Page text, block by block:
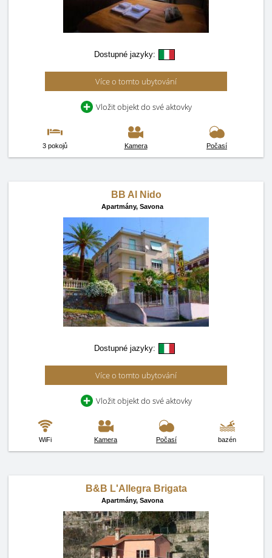
Dostupné jazyky:
Více o tomto ubytování
Vložit objekt do své aktovky
3 pokojů Kamera Počasí
BB Al Nido
Apartmány, Savona
Dostupné jazyky:
Více o tomto ubytování
Vložit objekt do své aktovky
WiFi Kamera Počasí bazén
B&B L'Allegra Brigata
Apartmány, Savona